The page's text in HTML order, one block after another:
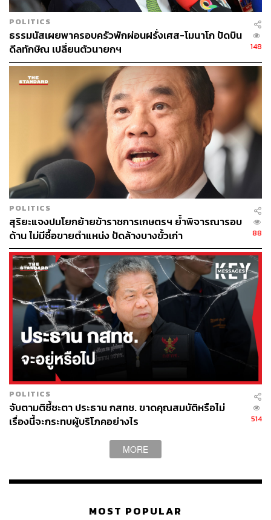
TAGS: แพทองธาร ชินวัตร ทนายความ
ทักษิณ ชินวัตร
การเมือง
วิญญัติ ชาติมนตรี
พานทองแท้ ชินวัตร
300
ABOUT THE AUTHOR
THE STANDARD TEAM
กองบรรณาธิการ THE STANDARD
POLITICS
ธรรมนัสเผยพาครอบครัวพักผ่อนฝรั่งเศส-โมนาโก ปัดบิน
ดีลทักษิณ เปลี่ยนตัวนายกฯ
148
POLITICS
สุริยะแจงปมโยกย้ายข้าราชการเกษตรฯ ย้ำพิจารณารอบ
ด้าน ไม่มีซื้อขายตำแหน่ง ปัดล้างบางขั้วเก่า
88
POLITICS
จับตามติชี้ชะตา ประธาน กสทช. ขาดคุณสมบัติหรือไม่
เรื่องนี้จะกระทบผู้บริโภคอย่างไร
514
MORE
MOST POPULAR